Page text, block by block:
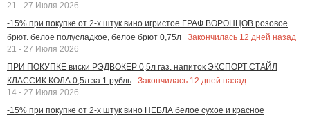
21 - 27 Июля 2026
-15% при покупке от 2-х штук вино игристое ГРАФ ВОРОНЦОВ розовое
брют. белое полусладкое, белое брют 0,75л
Закончилась 12 дней назад
21 - 27 Июля 2026
ПРИ ПОКУПКЕ виски РЭДВОКЕР 0,5л газ. напиток ЭКСПОРТ СТАЙЛ
КЛАССИК КОЛА 0,5л за 1 рубль
Закончилась 12 дней назад
14 - 27 Июля 2026
-15% при покупке от 2-х штук вино НЕБЛА белое сухое и красное